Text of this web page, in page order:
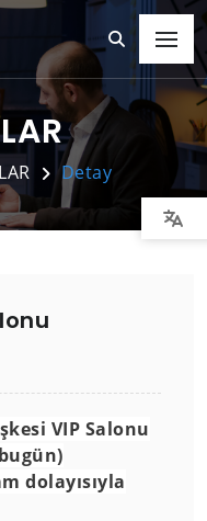
Detay
VIP Salonu
dolayısıyla